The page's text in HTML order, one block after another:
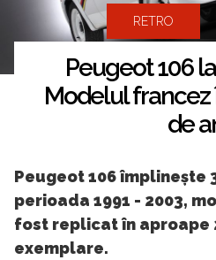
RETRO
Peugeot 106
Modelul
de
Peugeot 106 împlinește
perioada 1991 - 2003,
fost replicat în aproape
exemplare.